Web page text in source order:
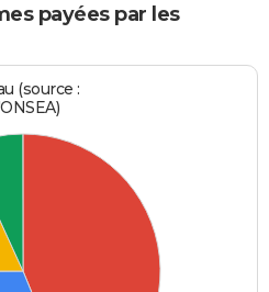
payées par les
(source :